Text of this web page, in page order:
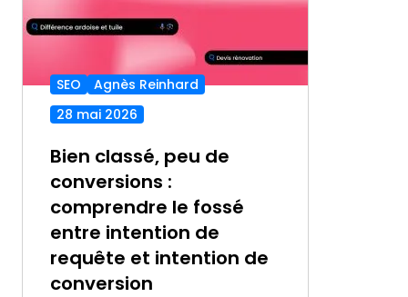
SEO
Agnès Reinhard
28 mai 2026
Bien classé, peu de
conversions :
comprendre le fossé
entre intention de
requête et intention de
conversion